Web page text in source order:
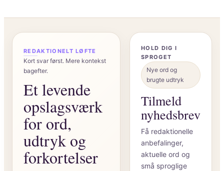
“
REDAKTIONELT LØFTE
Kort svar først. Mere kontekst
bagefter.
Et levende
opslagsværk
for ord,
udtryk og
forkortelser
HOLD DIG I
SPROGET
Nye ord og
brugte udtryk
Tilmeld
nyhedsbrev
Få redaktionelle
anbefalinger,
aktuelle ord og
små sproglige